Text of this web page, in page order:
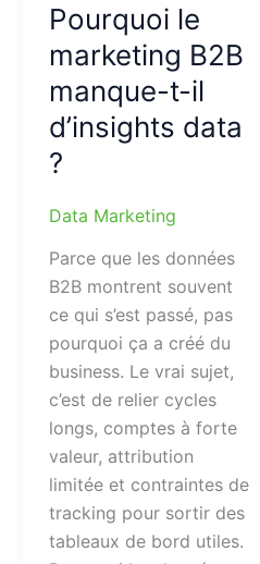
Pourquoi le
marketing B2B
manque-t-il
d’insights data
?
Data Marketing
Parce que les données
B2B montrent souvent
ce qui s’est passé, pas
pourquoi ça a créé du
business. Le vrai sujet,
c’est de relier cycles
longs, comptes à forte
valeur, attribution
limitée et contraintes de
tracking pour sortir des
tableaux de bord utiles.